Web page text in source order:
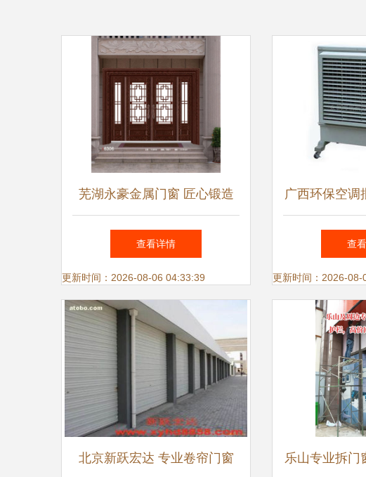
芜湖永豪金属门窗 匠心锻造
高端金属门窗系列，定义建筑
美学新标杆
查看详情
更新时间：2026-08-06 04:33:39
广西环保空调
属门窗选购
0769
查
更新时间：2026-08-
北京新跃宏达 专业卷帘门窗 乐山专业拆门